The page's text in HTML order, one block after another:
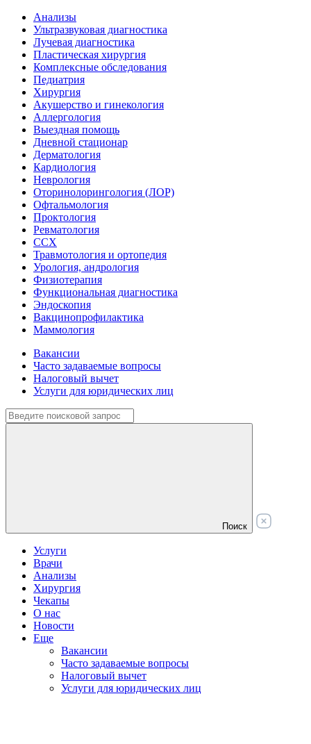
Анализы
Ультразвуковая диагностика
Лучевая диагностика
Пластическая хирургия
Комплексные обследования
Педиатрия
Хирургия
Акушерство и гинекология
Аллергология
Выездная помощь
Дневной стационар
Дерматология
Кардиология
Неврология
Оторинолорингология (ЛОР)
Офтальмология
Проктология
Ревматология
ССХ
Травмотология и ортопедия
Урология, андрология
Физиотерапия
Функциональная диагностика
Эндоскопия
Вакцинопрофилактика
Маммология
Вакансии
Часто задаваемые вопросы
Налоговый вычет
Услуги для юридических лиц
Поиск
Услуги
Врачи
Анализы
Хирургия
Чекапы
О нас
Новости
Еще
Вакансии
Часто задаваемые вопросы
Налоговый вычет
Услуги для юридических лиц